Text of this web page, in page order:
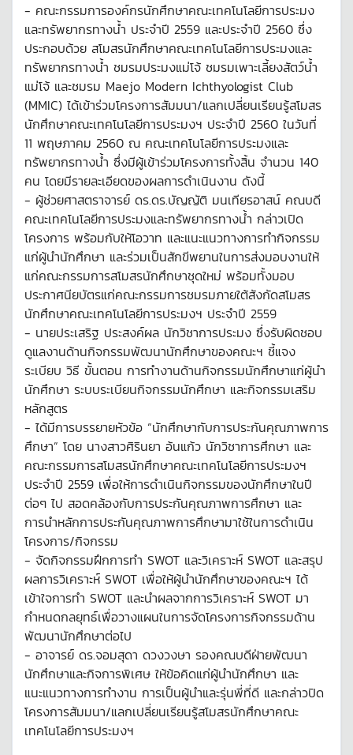
- คณะกรรมการองค์กรนักศึกษาคณะเทคโนโลยีการประมง
และทรัพยากรทางน้ำ ประจำปี 2559 และประจำปี 2560 ซึ่ง
ประกอบด้วย สโมสรนักศึกษาคณะเทคโนโลยีการประมงและ
ทรัพยากรทางน้ำ ชมรมประมงแม่โจ้ ชมรมเพาะเลี้ยงสัตว์น้ำ
แม่โจ้ และชมรม Maejo Modern Ichthyologist Club
(MMIC) ได้เข้าร่วมโครงการสัมมนา/แลกเปลี่ยนเรียนรู้สโมสร
นักศึกษาคณะเทคโนโลยีการประมงฯ ประจำปี 2560 ในวันที่
11 พฤษภาคม 2560 ณ คณะเทคโนโลยีการประมงและ
ทรัพยากรทางน้ำ ซึ่งมีผู้เข้าร่วมโครงการทั้งสิ้น จำนวน 140
คน โดยมีรายละเอียดของผลการดำเนินงาน ดังนี้
- ผู้ช่วยศาสตราจารย์ ดร.ดร.บัญญัติ มนเทียรอาสน์ คณบดี
คณะเทคโนโลยีการประมงและทรัพยากรทางน้ำ กล่าวเปิด
โครงการ พร้อมกับให้โอวาท และแนะแนวทางการทำกิจกรรม
แก่ผู้นำนักศึกษา และร่วมเป็นสักขีพยานในการส่งมอบงานให้
แก่คณะกรรมการสโมสรนักศึกษาชุดใหม่ พร้อมทั้งมอบ
ประกาศนียบัตรแก่คณะกรรมการชมรมภายใต้สังกัดสโมสร
นักศึกษาคณะเทคโนโลยีการประมงฯ ประจำปี 2559
- นายประเสริฐ ประสงค์ผล นักวิชาการประมง ซึ่งรับผิดชอบ
ดูแลงานด้านกิจกรรมพัฒนานักศึกษาของคณะฯ ชี้แจง
ระเบียบ วิธี ขั้นตอน การทำงานด้านกิจกรรมนักศึกษาแก่ผู้นำ
นักศึกษา ระบบระเบียนกิจกรรมนักศึกษา และกิจกรรมเสริม
หลักสูตร
- ได้มีการบรรยายหัวข้อ “นักศึกษากับการประกันคุณภาพการ
ศึกษา” โดย นางสาวศิรินยา อ้นแก้ว นักวิชาการศึกษา และ
คณะกรรมการสโมสรนักศึกษาคณะเทคโนโลยีการประมงฯ
ประจำปี 2559 เพื่อให้การดำเนินกิจกรรมของนักศึกษาในปี
ต่อๆ ไป สอดคล้องกับการประกันคุณภาพการศึกษา และ
การนำหลักการประกันคุณภาพการศึกษามาใช้ในการดำเนิน
โครงการ/กิจกรรม
- จัดกิจกรรมฝึกการทำ SWOT และวิเคราะห์ SWOT และสรุป
ผลการวิเคราะห์ SWOT เพื่อให้ผู้นำนักศึกษาของคณะฯ ได้
เข้าใจการทำ SWOT และนำผลจากการวิเคราะห์ SWOT มา
กำหนดกลยุทธ์เพื่อวางแผนในการจัดโครงการกิจกรรมด้าน
พัฒนานักศึกษาต่อไป
- อาจารย์ ดร.จอมสุดา ดวงวงษา รองคณบดีฝ่ายพัฒนา
นักศึกษาและกิจการพิเศษ ให้ข้อคิดแก่ผู้นำนักศึกษา และ
แนะแนวทางการทำงาน การเป็นผู้นำและรุ่นพี่ที่ดี และกล่าวปิด
โครงการสัมมนา/แลกเปลี่ยนเรียนรู้สโมสรนักศึกษาคณะ
เทคโนโลยีการประมงฯ